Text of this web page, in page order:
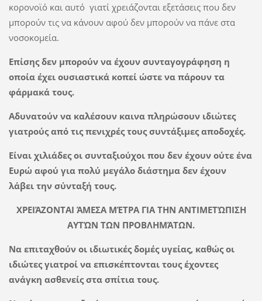
κορονοϊό και αυτό γιατί χρειάζονται εξετάσεις που δεν
μπορούν τις να κάνουν αφού δεν μπορούν να πάνε στα
νοσοκομεία.
Επίσης δεν μπορούν να έχουν συνταγογράφηση η
οποία έχει ουσιαστικά κοπεί ώστε να πάρουν τα
φάρμακά τους.
Αδυνατούν να καλέσουν καινα πληρώσουν ιδιώτες
γιατρούς από τις πενιχρές τους συντάξιμες αποδοχές.
Είναι χιλιάδες οι συνταξιούχοι που δεν έχουν ούτε ένα
Ευρώ αφού για πολύ μεγάλο διάστημα δεν έχουν
λάβει την σύνταξή τους.
ΧΡΕΙΆΖΟΝΤΑΙ ΆΜΕΣΑ ΜΈΤΡΑ ΓΙΑ ΤΗΝ ΑΝΤΙΜΕΤΏΠΙΣΗ
ΑΥΤΏΝ ΤΩΝ ΠΡΟΒΛΗΜΆΤΩΝ.
Να επιταχθούν οι ιδιωτικές δομές υγείας, καθώς οι
ιδιώτες γιατροί να επισκέπτονται τους έχοντες
ανάγκη ασθενείς στα σπίτια τους.